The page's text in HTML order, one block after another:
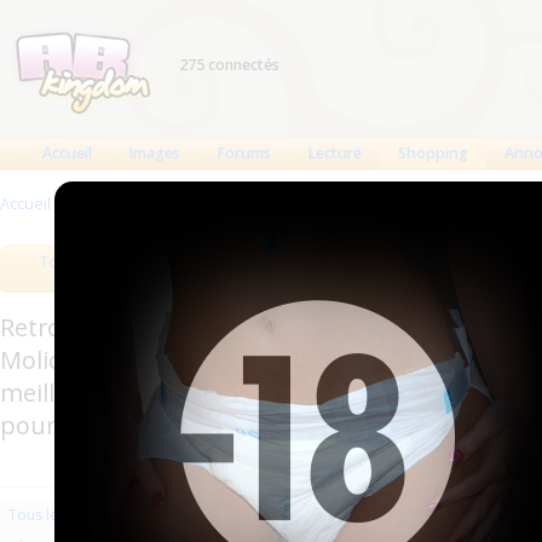
275 connectés
Accueil Images Forums Lecture Shopping
Accueil >
Tous les produits
Retrouverez sur cette page les meilleures
Molicare, Comficare, Confiance, Depend,
meilleurs produits aussi bien pour les
pour l'incontinence.
Tous les produits
Les plus récents Trier par nom